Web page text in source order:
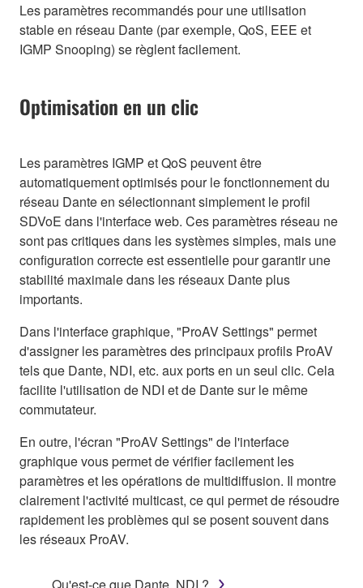
Les paramètres recommandés pour une utilisation
stable en réseau Dante (par exemple, QoS, EEE et
IGMP Snooping) se règlent facilement.
Optimisation en un clic
Les paramètres IGMP et QoS peuvent être
automatiquement optimisés pour le fonctionnement du
réseau Dante en sélectionnant simplement le profil
SDVoE dans l'interface web. Ces paramètres réseau ne
sont pas critiques dans les systèmes simples, mais une
configuration correcte est essentielle pour garantir une
stabilité maximale dans les réseaux Dante plus
importants.
Dans l'interface graphique, "ProAV Settings" permet
d'assigner les paramètres des principaux profils ProAV
tels que Dante, NDI, etc. aux ports en un seul clic. Cela
facilite l'utilisation de NDI et de Dante sur le même
commutateur.
En outre, l'écran "ProAV Settings" de l'interface
graphique vous permet de vérifier facilement les
paramètres et les opérations de multidiffusion. Il montre
clairement l'activité multicast, ce qui permet de résoudre
rapidement les problèmes qui se posent souvent dans
les réseaux ProAV.